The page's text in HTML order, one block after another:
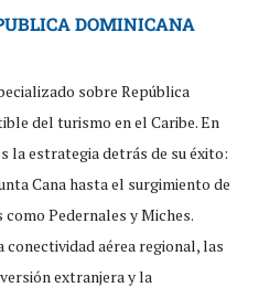
DOMINICANA
sobre República
del turismo en el Caribe. En
la estrategia detrás de su éxito:
Cana hasta el surgimiento de
Pedernales y Miches.
aérea regional, las
extranjera y la